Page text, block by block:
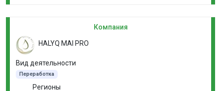
Компания
HALYQ MAI PRO
Вид деятельности
Переработка
Регионы